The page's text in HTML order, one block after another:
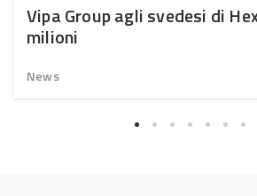
Vipa Group agli svedesi di
milioni
News